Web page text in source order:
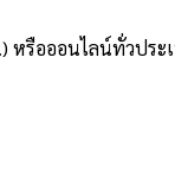
หรือออนไลน์ทั่วประ